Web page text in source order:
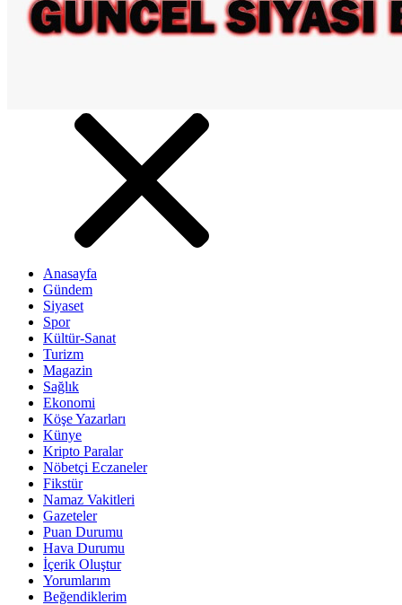
Anasayfa
Gündem
Siyaset
Spor
Kültür-Sanat
Turizm
Magazin
Sağlık
Ekonomi
Köşe Yazarları
Künye
Kripto Paralar
Nöbetçi Eczaneler
Fikstür
Namaz Vakitleri
Gazeteler
Puan Durumu
Hava Durumu
İçerik Oluştur
Yorumlarım
Beğendiklerim